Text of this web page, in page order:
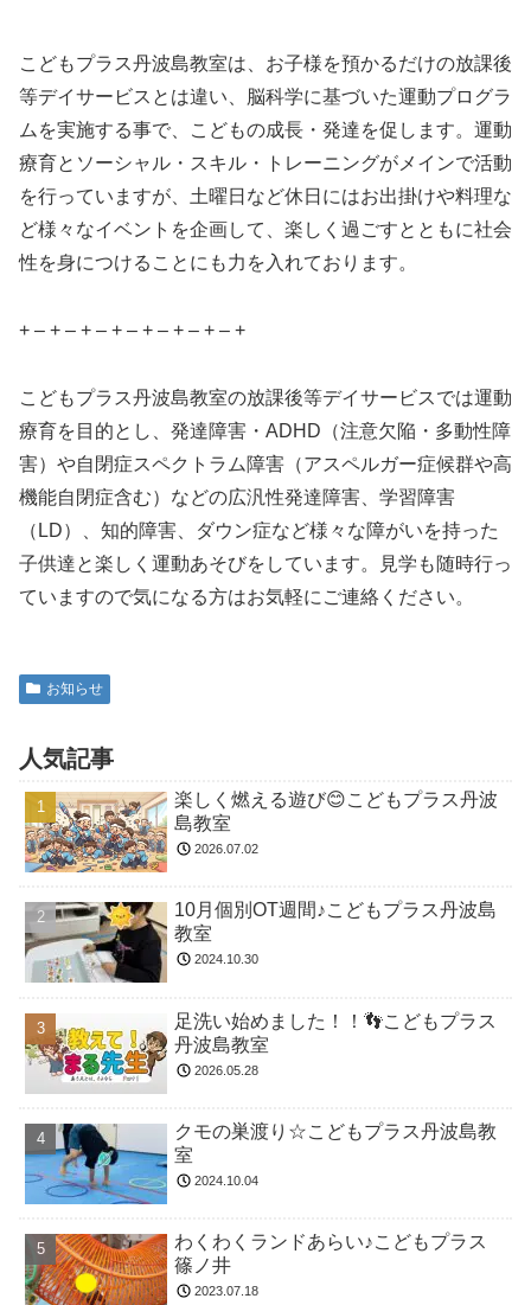
こどもプラス丹波島教室は、お子様を預かるだけの放課後
等デイサービスとは違い、脳科学に基づいた運動プログラ
ムを実施する事で、こどもの成長・発達を促します。運動
療育とソーシャル・スキル・トレーニングがメインで活動
を行っていますが、土曜日など休日にはお出掛けや料理な
ど様々なイベントを企画して、楽しく過ごすとともに社会
性を身につけることにも力を入れております。
+ – + – + – + – + – + – + – +
こどもプラス丹波島教室の放課後等デイサービスでは運動
療育を目的とし、発達障害・ADHD（注意欠陥・多動性障
害）や自閉症スペクトラム障害（アスペルガー症候群や高
機能自閉症含む）などの広汎性発達障害、学習障害
（LD）、知的障害、ダウン症など様々な障がいを持った
子供達と楽しく運動あそびをしています。見学も随時行っ
ていますので気になる方はお気軽にご連絡ください。
お知らせ
人気記事
楽しく燃える遊び😊こどもプラス丹波
島教室
2026.07.02
10月個別OT週間♪こどもプラス丹波島
教室
2024.10.30
足洗い始めました！！👣こどもプラス
丹波島教室
2026.05.28
クモの巣渡り☆こどもプラス丹波島教
室
2024.10.04
わくわくランドあらい♪こどもプラス
篠ノ井
2023.07.18